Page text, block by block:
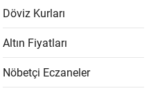
Döviz Kurları
Altın Fiyatları
Nöbetçi Eczaneler